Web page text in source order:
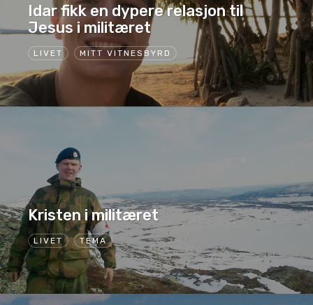
LIVET MITT VITNESBYRD
Idar fikk en dypere relasjon til
Jesus i militæret
LIVET TEMA
Kristen i militæret